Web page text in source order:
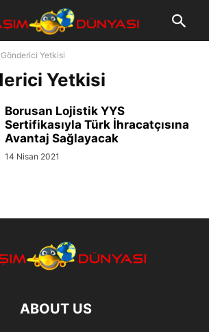
Yetkisi
Yetkisi
Borusan Lojistik YYS
Sertifikasıyla Türk İhracatçısına
Avantaj Sağlayacak
14 Nisan 2021
ABOUT US